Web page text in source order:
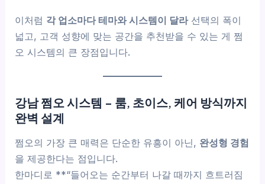
이처럼 각 업소마다 테마와 시스템이 달라선택의 폭이
넓고, 고객 성향에 맞는 공간을 추천받을 수 있는 게 쩜
오 시스템의 큰 장점입니다.
강남 쩜오 시스템 – 룸, 초이스, 케어 방식까지
완벽 설계
쩜오의 가장 큰 매력은 단순한 유흥이 아닌, 완성형 경험
을 제공한다는 점입니다.
한마디로 **“들어오는 순간부터 나갈 때까지 흐트러짐